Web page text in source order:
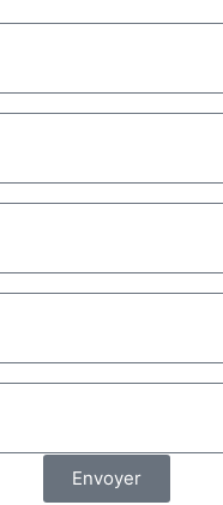
Envoyer